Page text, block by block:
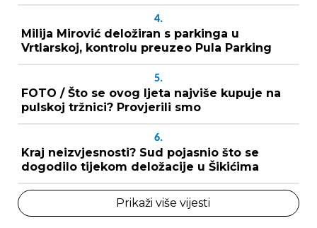
4.
Milija Mirović deložiran s parkinga u
Vrtlarskoj, kontrolu preuzeo Pula Parking
5.
FOTO / Što se ovog ljeta najviše kupuje na
pulskoj tržnici? Provjerili smo
6.
Kraj neizvjesnosti? Sud pojasnio što se
dogodilo tijekom deložacije u Šikićima
Prikaži više vijesti